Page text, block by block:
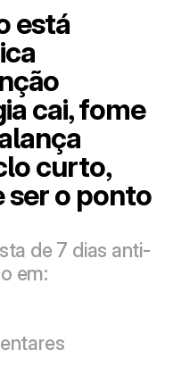
está
cai, fome
curto,
ser o ponto
de 7 dias anti-
em: